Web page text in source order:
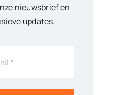
nieuwsbrief en
updates.